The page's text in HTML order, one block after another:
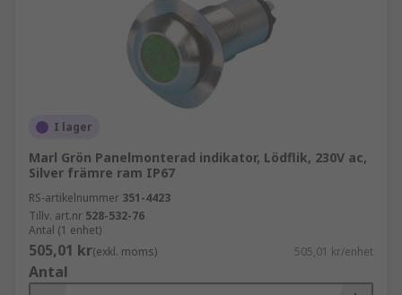
I lager
Marl Grön Panelmonterad indikator, Lödflik, 230V ac,
Silver främre ram IP67
RS-artikelnummer 351-4423
Tillv. art.nr 528-532-76
Antal (1 enhet)
505,01 kr(exkl. moms) 505,01 kr/enhet
Antal